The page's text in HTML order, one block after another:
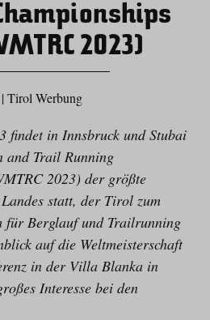
2023)
| Tirol Werbung
findet in Innsbruck und Stubai
and Trail Running
2023) der größte
statt, der Tirol zum
für Berglauf und Trailrunning
auf die Weltmeisterschaft
in der Villa Blanka in
Interesse bei den